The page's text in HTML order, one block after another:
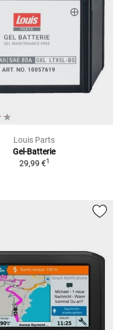
Louis Parts
Gel-Batterie
29,99 €1